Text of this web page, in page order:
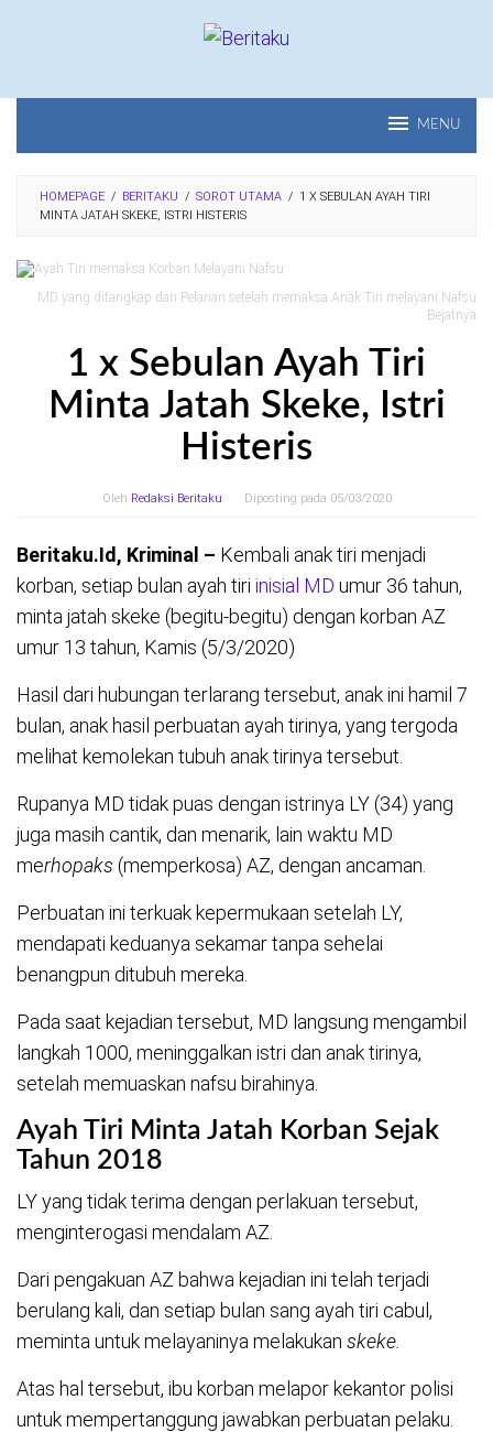
MENU
HOMEPAGE / BERITAKU / SOROT UTAMA / 1 X SEBULAN AYAH TIRI
MINTA JATAH SKEKE, ISTRI HISTERIS
MD yang ditangkap dari Pelarian setelah memaksa Anak Tiri melayani Nafsu
Bejatnya
1 x Sebulan Ayah Tiri
Minta Jatah Skeke, Istri
Histeris
Oleh Redaksi Beritaku Diposting pada 05/03/2020
Beritaku.Id, Kriminal – Kembali anak tiri menjadi
korban, setiap bulan ayah tiri inisial MD umur 36 tahun,
minta jatah skeke (begitu-begitu) dengan korban AZ
umur 13 tahun, Kamis (5/3/2020)
Hasil dari hubungan terlarang tersebut, anak ini hamil 7
bulan, anak hasil perbuatan ayah tirinya, yang tergoda
melihat kemolekan tubuh anak tirinya tersebut.
Rupanya MD tidak puas dengan istrinya LY (34) yang
juga masih cantik, dan menarik, lain waktu MD
merhopaks (memperkosa) AZ, dengan ancaman.
Perbuatan ini terkuak kepermukaan setelah LY,
mendapati keduanya sekamar tanpa sehelai
benangpun ditubuh mereka.
Pada saat kejadian tersebut, MD langsung mengambil
langkah 1000, meninggalkan istri dan anak tirinya,
setelah memuaskan nafsu birahinya.
Ayah Tiri Minta Jatah Korban Sejak
Tahun 2018
LY yang tidak terima dengan perlakuan tersebut,
menginterogasi mendalam AZ.
Dari pengakuan AZ bahwa kejadian ini telah terjadi
berulang kali, dan setiap bulan sang ayah tiri cabul,
meminta untuk melayaninya melakukan skeke.
Atas hal tersebut, ibu korban melapor kekantor polisi
untuk mempertanggung jawabkan perbuatan pelaku.